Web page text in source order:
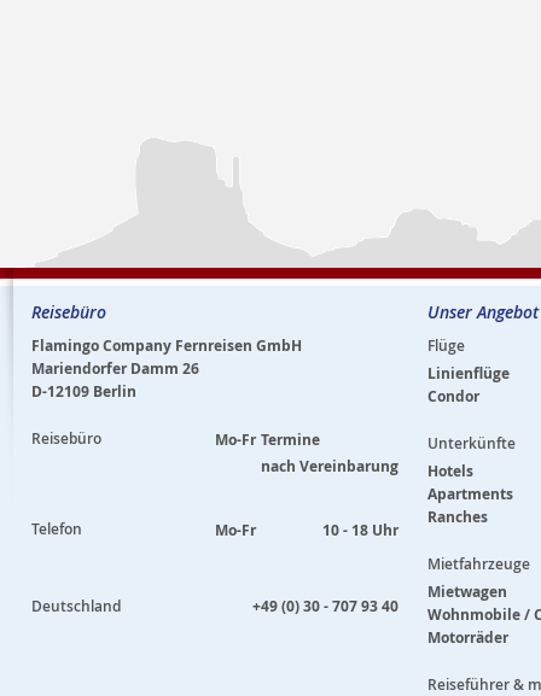
Reisebüro
Flamingo Company Fernreisen GmbH
Mariendorfer Damm 26
D-12109 Berlin
Reisebüro Mo-Fr Termine
nach Vereinbarung
Telefon Mo-Fr 10 - 18 Uhr
Deutschland +49 (0) 30 - 707 93 40
Unser Angebot
Flüge
Linienflüge
Condor
Unterkünfte
Hotels
Apartments
Ranches
Mietfahrzeuge
Mietwagen
Wohnmobile /
Motorräder
Reiseführer &